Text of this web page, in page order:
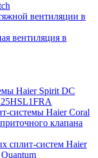
вентиляции в
вентиляция в
Haier Spirit DC
системы Haier Coral
клапана
сплит-систем Haier